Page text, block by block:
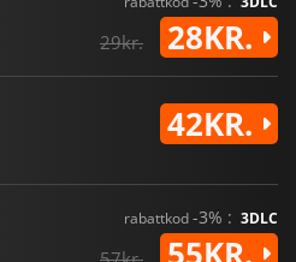
29kr. 28KR.
42KR.
rabattkod-3% : 3DLC
55KR.